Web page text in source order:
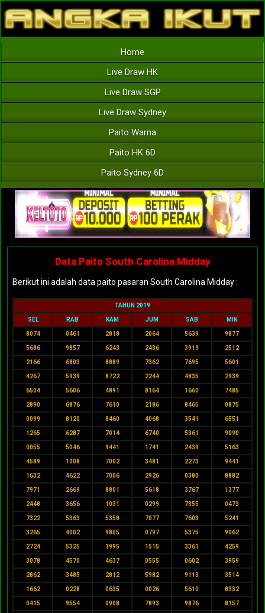
Home
Live Draw HK
Live Draw SGP
Live Draw Sydney
Paito Warna
Paito HK 6D
Paito Sydney 6D
Data Paito South Carolina Midday
Berikut ini adalah data paito pasaran South Carolina Midday :
TAHUN 2019
SEL RAB KAM JUM SAB MIN
8074 0461 2818 2064 5639 9877
5686 9857 6243 2436 3919 2512
2166 6803 8889 7362 7695 5601
4267 5939 8722 2244 4835 2939
6504 5606 4891 8164 1660 7485
2890 6876 7610 2186 8465 0875
0099 8120 8460 4068 3541 6551
1265 6287 7014 6740 5361 9090
0055 5046 9441 1741 2439 5163
4589 1008 7002 3481 2273 9441
1632 4622 7006 2926 0380 8882
7971 2669 8801 5618 3767 1377
2448 3656 1031 0299 7355 0473
7322 5363 5358 7077 7603 5241
3265 4002 9805 0797 5375 9062
2724 5325 1995 1515 3361 4259
3078 4570 4637 0555 0602 3959
2862 3485 2812 5982 9113 3514
1662 0228 0635 0026 5610 8332
0415 9554 0908 7893 9876 8157